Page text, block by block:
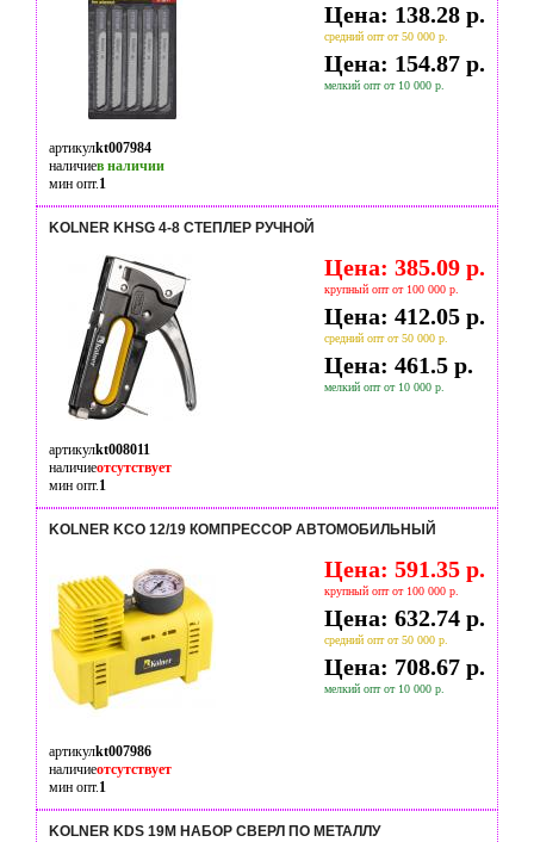
Цена: 138.28 р.
средний опт от 50 000 р.
Цена: 154.87 р.
мелкий опт от 10 000 р.
артикулkt007984
наличиев наличии
мин опт.1
KOLNER KHSG 4-8 СТЕПЛЕР РУЧНОЙ
Цена: 385.09 р.
крупный опт от 100 000 р.
Цена: 412.05 р.
средний опт от 50 000 р.
Цена: 461.5 р.
мелкий опт от 10 000 р.
артикулkt008011
наличиеотсутствует
мин опт.1
KOLNER KCO 12/19 КОМПРЕССОР АВТОМОБИЛЬНЫЙ
Цена: 591.35 р.
крупный опт от 100 000 р.
Цена: 632.74 р.
средний опт от 50 000 р.
Цена: 708.67 р.
мелкий опт от 10 000 р.
артикулkt007986
наличиеотсутствует
мин опт.1
KOLNER KDS 19M НАБОР СВЕРЛ ПО МЕТАЛЛУ